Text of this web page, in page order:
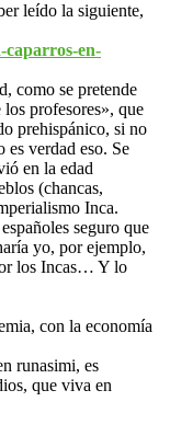
leído la siguiente,
en-
como se pretende
profesores», que
prehispánico, si no
verdad eso. Se
en la edad
(chancas,
Inca.
seguro que
yo, por ejemplo,
los Incas… Y lo
con la economía
runasimi, es
que viva en